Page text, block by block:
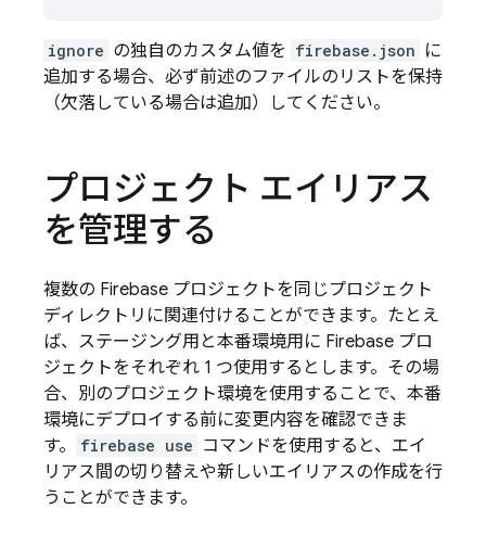
ignore の独自のカスタム値を firebase.json に
追加する場合、必ず前述のファイルのリストを保持
（欠落している場合は追加）してください。
プロジェクト エイリアス
を管理する
複数の Firebase プロジェクトを同じプロジェクト
ディレクトリに関連付けることができます。たとえ
ば、ステージング用と本番環境用に Firebase プロ
ジェクトをそれぞれ 1 つ使用するとします。その場
合、別のプロジェクト環境を使用することで、本番
環境にデプロイする前に変更内容を確認できま
す。
firebase use コマンドを使用すると、エイ
リアス間の切り替えや新しいエイリアスの作成を行
うことができます。